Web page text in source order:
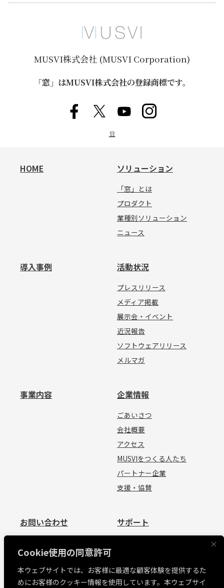
Cookie使用の同意許可
本ウェブサイトでは、お客様に最適な顧客体験を提供するた
めにお客様のクッキー情報を使用しています。本ウェブサイ
MUSVI株式会社 (MUSVI Corporation)
「窓」はMUSVI株式会社の登録商標です。
묘
HOME ソリューション
「窓」とは
プロダクト
業種別ソリューション
ニュース
導入事例 活動状況
プレスリリース
メディア掲載
展示会・イベント
近況報告
ソフトウェアリリース
メルマガ
事業内容 企業情報
ごあいさつ
会社概要
アクセス
MUSVIをつくる人たち
パートナー企業
支援・協賛
お問い合わせ
見積依頼
サポート
お問い合わせ